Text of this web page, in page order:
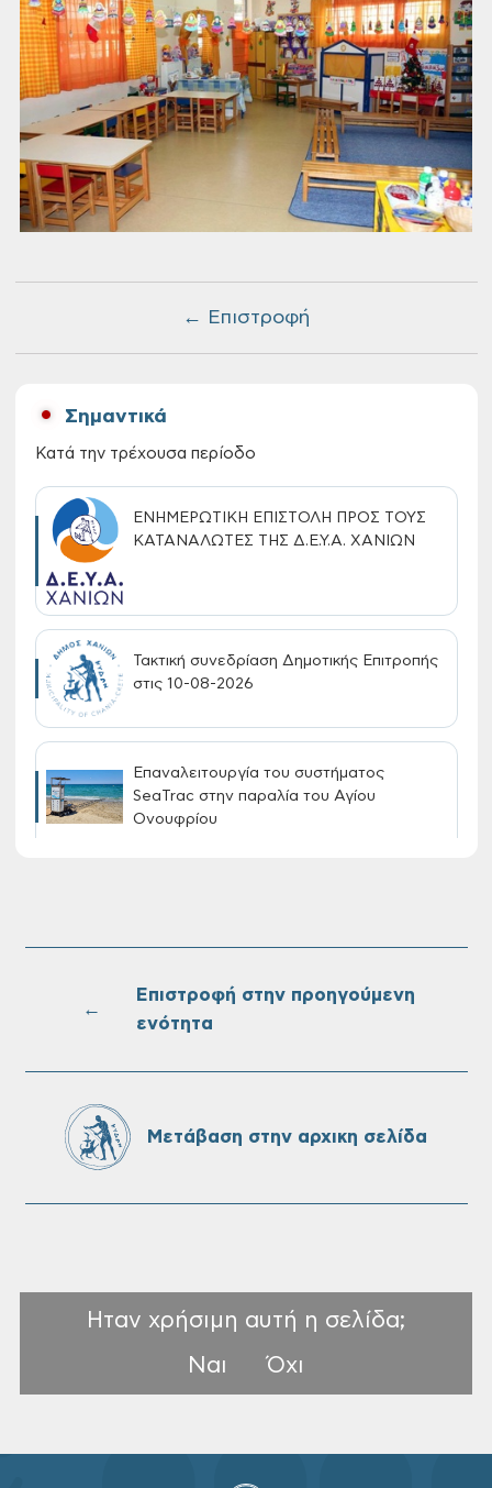
← Επιστροφή
Σημαντικά
Κατά την τρέχουσα περίοδο
ΕΝΗΜΕΡΩΤΙΚΗ ΕΠΙΣΤΟΛΗ ΠΡΟΣ ΤΟΥΣ
ΚΑΤΑΝΑΛΩΤΕΣ ΤΗΣ Δ.Ε.Υ.Α. ΧΑΝΙΩΝ
Τακτική συνεδρίαση Δημοτικής Επιτροπής
στις 10-08-2026
Επαναλειτουργία του συστήματος
SeaTrac στην παραλία του Αγίου
Ονουφρίου
πίνακες της προκήρυξης ΣΟΧ 3/2026 του
πρόσληψη προσωπικού με σχέση
σχολικών μονάδων
←
Επιστροφή στην προηγούμενη
ενότητα
Μετάβαση στην αρχικη σελίδα
Ηταν χρήσιμη αυτή η σελίδα;
Ναι
Όχι